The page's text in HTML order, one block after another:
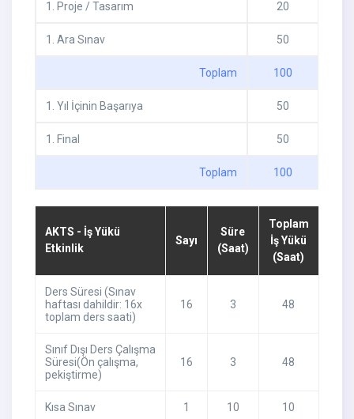
1 . Proje / Tasarım 20
1 . Ara Sınav 50
Toplam 100
1 . Yıl İçinin Başarıya 50
1 . Final 50
Toplam 100
AKTS - İş Yükü
Etkinlik
Sayı
Süre
(Saat)
Toplam
İş Yükü
(Saat)
Ders Süresi (Sınav
haftası dahildir: 16x
toplam ders saati)
16 3 48
Sınıf Dışı Ders Çalışma
Süresi(Ön çalışma,
pekiştirme)
16 3 48
Kısa Sınav 1 10 10